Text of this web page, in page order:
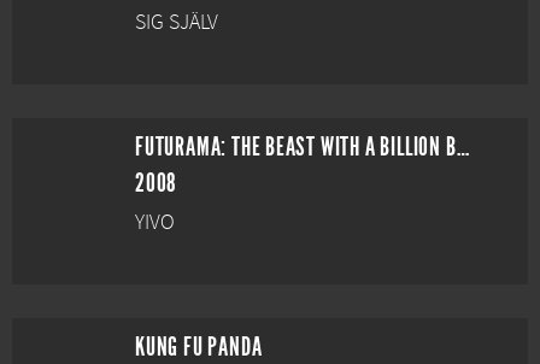
SIG SJÄLV
FUTURAMA: THE BEAST WITH A BILLION BACKS
2008
YIVO
KUNG FU PANDA